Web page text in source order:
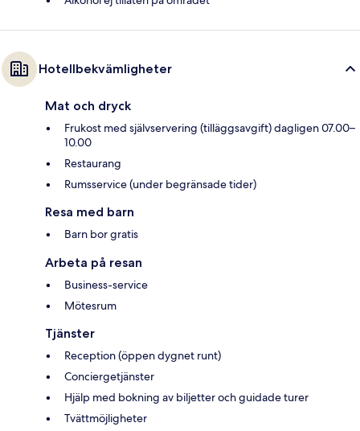
Hotellbekvämligheter
Mat och dryck
Frukost med självservering (tilläggsavgift) dagligen 07.00–
10.00
Restaurang
Rumsservice (under begränsade tider)
Resa med barn
Barn bor gratis
Arbeta på resan
Business-service
Mötesrum
Tjänster
Reception (öppen dygnet runt)
Conciergetjänster
Hjälp med bokning av biljetter och guidade turer
Tvättmöjligheter